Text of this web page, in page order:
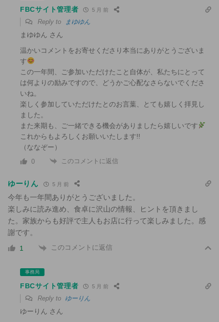
FBCサイト管理者 5 月 前
Reply to まゆゆん
まゆゆん さん
温かいコメントをお寄せくださり本当にありがとうございま
す
この一年間、ご参加いただけたこと自体が、私たちにとって
は何よりの励みですので、どうかご心配なさらないでくださ
いね。
楽しく参加していただけたとのお言葉、とても嬉しく拝見し
ました。
また来期も、ご一緒できる機会がありましたら嬉しいです
これからもよろしくお願いいたします!!
（ななぞー）
0 このコメントに返信
ゆーりん 5 月 前
今年も一年間ありがとうございました。
楽しみに読み進め、食卓に沢山の情報、ヒントを頂きまし
た。家族からも好評で主人もお店に行って楽しみました。感
謝です。
1 このコメントに返信
事務局
FBCサイト管理者 5 月 前
Reply to ゆーりん
ゆーりん さん